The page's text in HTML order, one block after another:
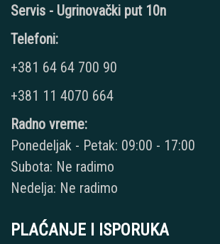
Servis - Ugrinovački put 10n
Telefoni:
+381 64 64 700 90
+381 11 4070 664
Radno vreme:
Ponedeljak - Petak: 09:00 - 17:00
Subota: Ne radimo
Nedelja: Ne radimo
PLAĆANJE I ISPORUKA